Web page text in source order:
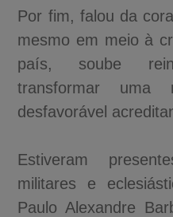
Por fim, falou da
mesmo em meio à
país, soube
transformar uma
desfavorável
Estiveram
militares e
Paulo Alexandre